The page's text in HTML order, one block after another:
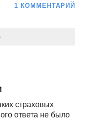
1 КОММЕНТАРИЙ
страховых
ответа не было